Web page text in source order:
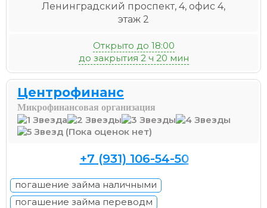
Ленинградский проспект, 4, офис 4,
этаж 2
Открыто до 18:00
до закрытия 2 ч 20 мин
Центрофинанс
Микрофинансовая организация
(Пока оценок нет)
+7 (931) 106-54-50
погашение займа наличными
погашение займа переводм